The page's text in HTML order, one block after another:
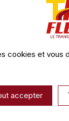
grue et
livraison en
cookies et vous
accepter